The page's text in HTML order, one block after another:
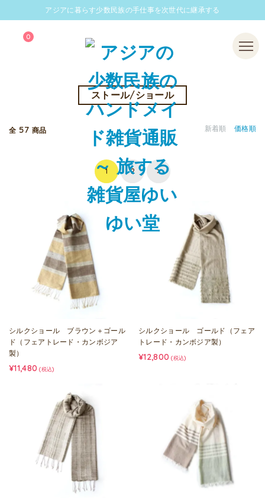
アジアに暮らす少数民族の手仕事を次世代に継承する
0 Menu
ストール/ショール
全 57 商品 新着順 価格順
1 2 >
シルクショール ブラウン＋ゴール
ド（フェアトレード・カンボジア
製）
¥11,480 (税込)
シルクショール ゴールド（フェア
トレード・カンボジア製）
¥12,800 (税込)